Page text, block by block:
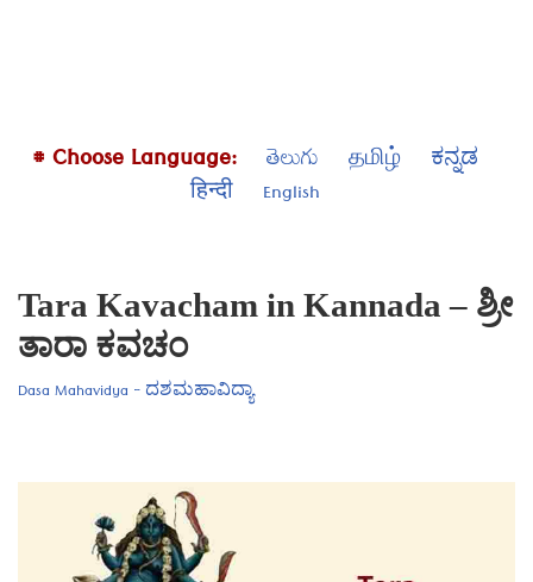
# Choose Language: తెలుగు தமிழ்
ಕನ್ನಡ
हिन्दी
English
Tara Kavacham in Kannada – ಶ್ರೀ
ತಾರಾ ಕವಚಂ
Dasa Mahavidya - ದಶಮಹಾವಿದ್ಯಾ